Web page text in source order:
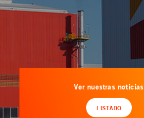
Ver nuestras noticias
LISTADO